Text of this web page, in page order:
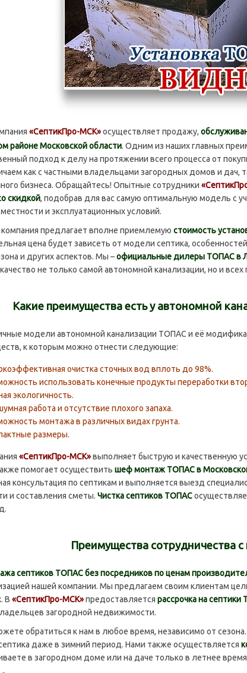
«СептикПро-МСК»осуществляет продажу,
районе Московской области. Одним из наших главных
подход к делу на протяжении всего процесса от
как с частными владельцами загородных домов и дач,
бизнеса. Обращайтесь! Опытные сотрудники
скидкой, подобрав для вас самую оптимальную модель с
и эксплуатационных условий.
предлагает вполне приемлемую стоимость
цена будет зависеть от модели септика,
и других аспектов. Мы –официальные дилеры ТОПАС в
не только самой автономной канализации, но и
Какие преимущества есть у автономной
модели автономной канализации ТОПАС и её
к которым можно отнести следующие:
очистка сточных вод вплоть до 98%.
использовать конечные продукты переработки
экологичность.
работа и отсутствие плохого запаха.
монтажа в различных видах грунта.
размеры.
«СептикПро-МСК»выполняет быструю и качественную
помогает осуществить шеф монтаж ТОПАС в
консультация по септикам и выполняется выезд
и составления сметы. Чистка септиков ТОПАС
Преимущества сотрудничества с
септиков ТОПАС без посредников по ценам
нашей компании. Мы предлагаем своим клиентам
В «СептикПро-МСК»предоставляется рассрочка на
загородной недвижимости.
обратиться к нам в любое время, независимо от
даже в зимний период. Нами также осуществляется
в загородном доме или на даче только в летнее время